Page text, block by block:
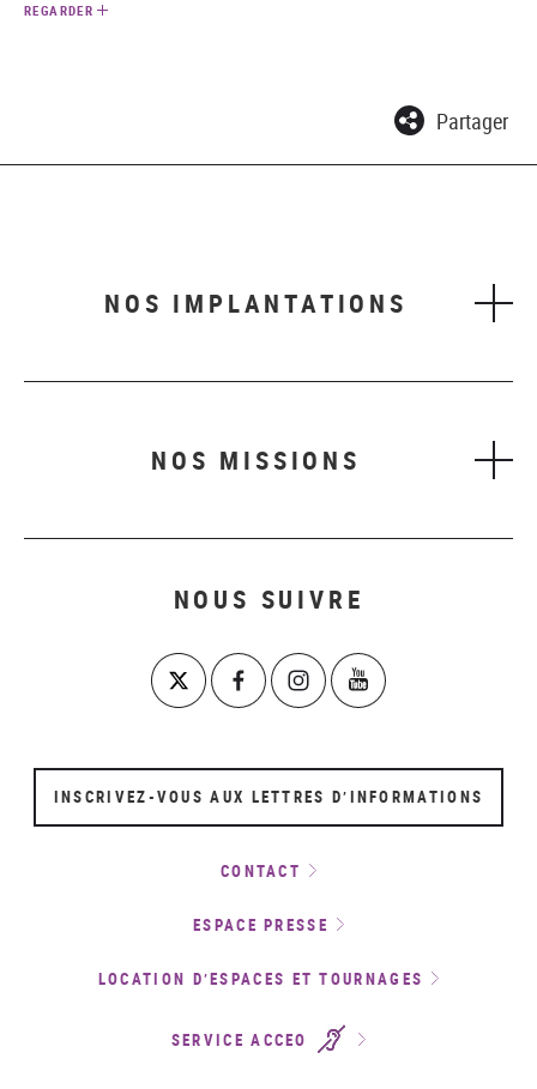
REGARDER
Partager
NOS IMPLANTATIONS
NOS MISSIONS
NOUS SUIVRE
INSCRIVEZ-VOUS AUX LETTRES D’INFORMATIONS
CONTACT
ESPACE PRESSE
LOCATION D’ESPACES ET TOURNAGES
SERVICE ACCEO